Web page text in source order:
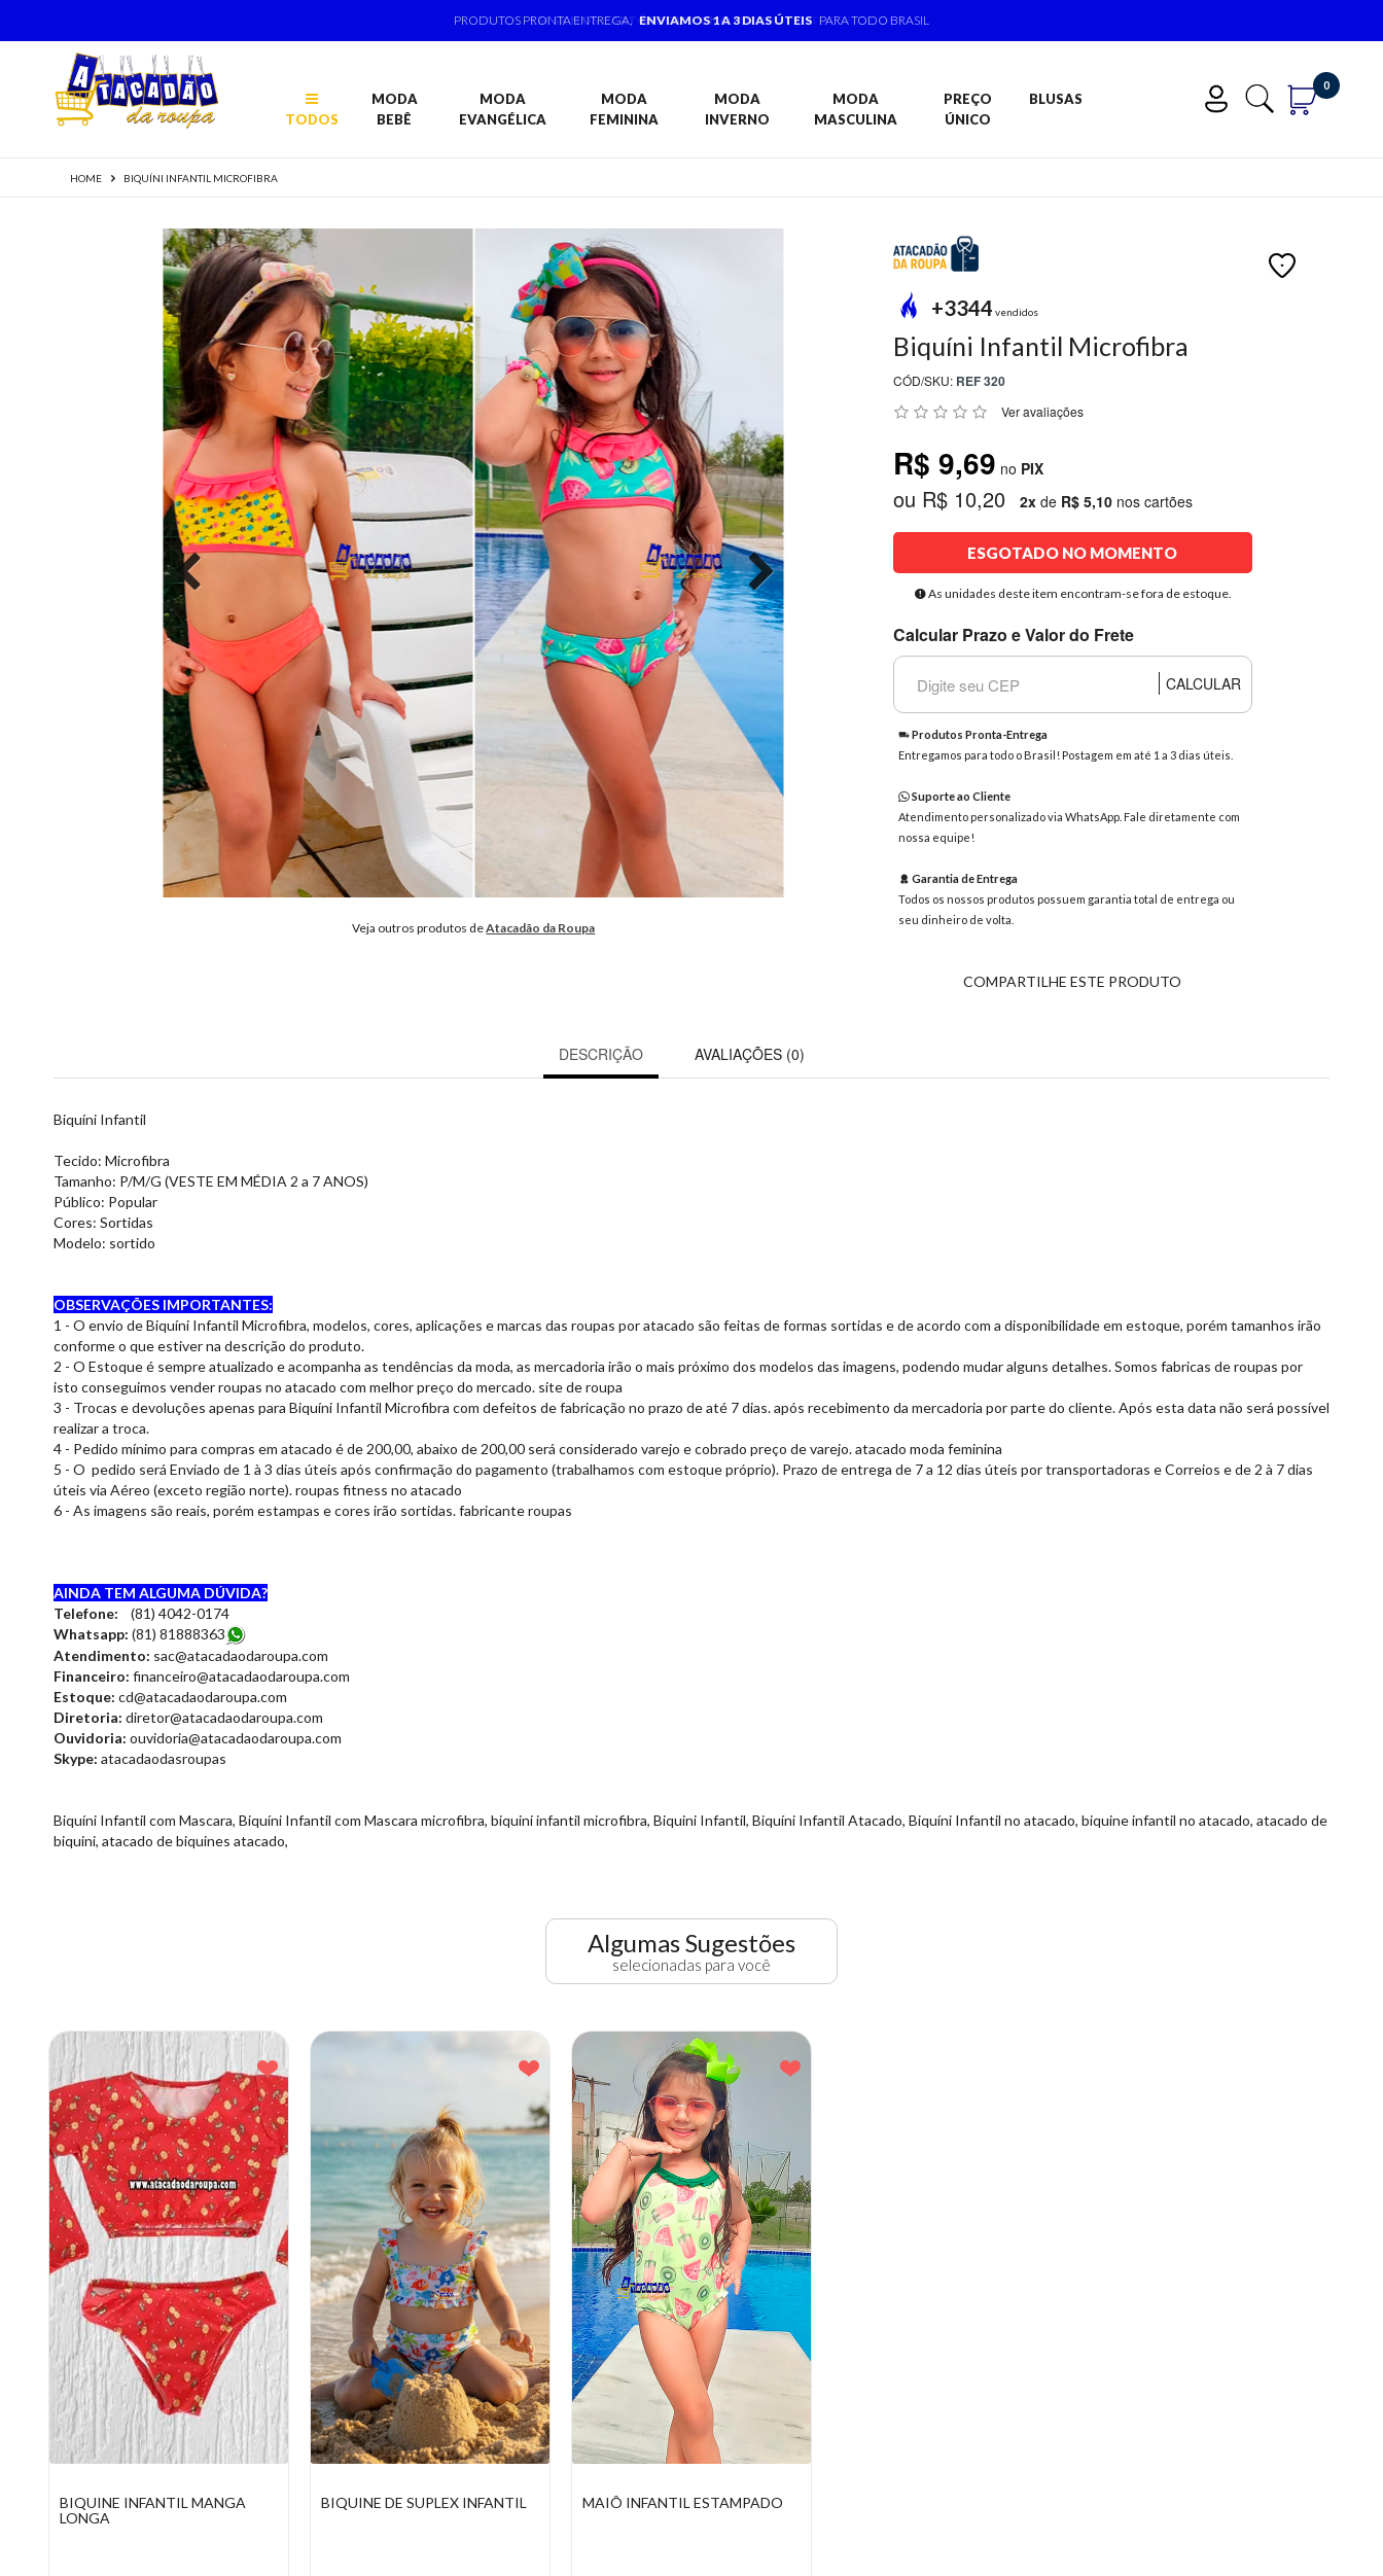
PRODUTOS PRONTA ENTREGA, ENVIAMOS 1 A 3 DIAS ÚTEIS PARA TODO BRASIL
TODOS
MODA
BEBÊ
MODA
EVANGÉLICA
MODA
FEMININA
MODA
INVERNO
MODA
MASCULINA
PREÇO
ÚNICO
BLUSAS
0
HOME BIQUÍNI INFANTIL MICROFIBRA
Veja outros produtos deAtacadão da Roupa
+3344 vendidos
Biquíni Infantil Microfibra
CÓD/SKU: REF 320
Ver avaliações
R$ 9,69 no PIX
ou R$ 10,20 2xde R$ 5,10nos cartões
ESGOTADO NO MOMENTO
As unidades deste item encontram-se fora de estoque.
Calcular Prazo e Valor do Frete
CALCULAR
Produtos Pronta-Entrega
Entregamos para todo o Brasil! Postagem em até 1 a 3 dias úteis.
Suporte ao Cliente
Atendimento personalizado via WhatsApp. Fale diretamente com
nossa equipe!
Garantia de Entrega
Todos os nossos produtos possuem garantia total de entrega ou
seu dinheiro de volta.
COMPARTILHE ESTE PRODUTO
DESCRIÇÃO AVALIAÇÕES (0)
Biquíni Infantil
Tecido: Microfibra
Tamanho: P/M/G (VESTE EM MÉDIA 2 a 7 ANOS)
Público: Popular
Cores: Sortidas
Modelo: sortido
OBSERVAÇÕES IMPORTANTES:
1 - O envio de Biquíni Infantil Microfibra, modelos, cores, aplicações e marcas das roupas por atacado são feitas de formas sortidas e de acordo com a disponibilidade em estoque, porém tamanhos irão
conforme o que estiver na descrição do produto.
2 - O Estoque é sempre atualizado e acompanha as tendências da moda, as mercadoria irão o mais próximo dos modelos das imagens, podendo mudar alguns detalhes. Somos fabricas de roupas por
isto conseguimos vender roupas no atacado com melhor preço do mercado. site de roupa
3 - Trocas e devoluções apenas para Biquíni Infantil Microfibra com defeitos de fabricação no prazo de até 7 dias. após recebimento da mercadoria por parte do cliente. Após esta data não será possível
realizar a troca.
4 - Pedido mínimo para compras em atacado é de 200,00, abaixo de 200,00 será considerado varejo e cobrado preço de varejo. atacado moda feminina
5 - O pedido será Enviado de 1 à 3 dias úteis após confirmação do pagamento (trabalhamos com estoque próprio). Prazo de entrega de 7 a 12 dias úteis por transportadoras e Correios e de 2 à 7 dias
úteis via Aéreo (exceto região norte). roupas fitness no atacado
6 - As imagens são reais, porém estampas e cores irão sortidas. fabricante roupas
AINDA TEM ALGUMA DÚVIDA?
Telefone: (81) 4042-0174
Whatsapp: (81) 81888363
Atendimento: sac@atacadaodaroupa.com
Financeiro: financeiro@atacadaodaroupa.com
Estoque: cd@atacadaodaroupa.com
Diretoria: diretor@atacadaodaroupa.com
Ouvidoria: ouvidoria@atacadaodaroupa.com
Skype: atacadaodasroupas
Biquíni Infantil com Mascara, Biquíni Infantil com Mascara microfibra, biquini infantil microfibra, Biquini Infantil, Biquíni Infantil Atacado, Biquíni Infantil no atacado, biquine infantil no atacado, atacado de
biquini, atacado de biquines atacado,
Algumas Sugestões
selecionadas para você
BIQUINE INFANTIL MANGA
LONGA
BIQUINE DE SUPLEX INFANTIL MAIÔ INFANTIL ESTAMPADO